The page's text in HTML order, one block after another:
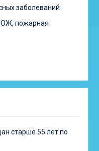
заболеваний
пожарная
старше 55 лет по